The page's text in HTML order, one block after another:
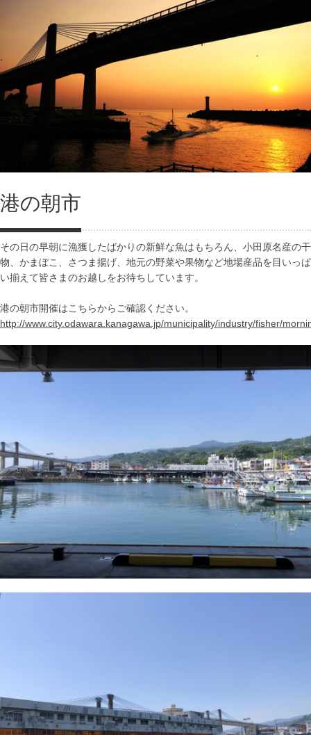
港の朝市
その日の早朝に漁獲したばかりの新鮮な魚はもちろん、小田原名産の干
物、かまぼこ、さつま揚げ、地元の野菜や果物など地場産品を目いっぱ
い揃えて皆さまのお越しをお待ちしています。
港の朝市開催はこちらからご確認ください。
http://www.city.odawara.kanagawa.jp/municipality/industry/fisher/